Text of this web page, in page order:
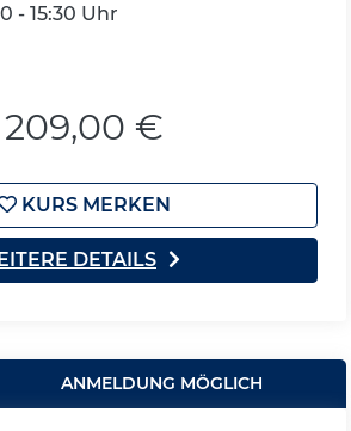
- 15:30 Uhr
209,00 €
KURS MERKEN
DETAILS
ANMELDUNG MÖGLICH